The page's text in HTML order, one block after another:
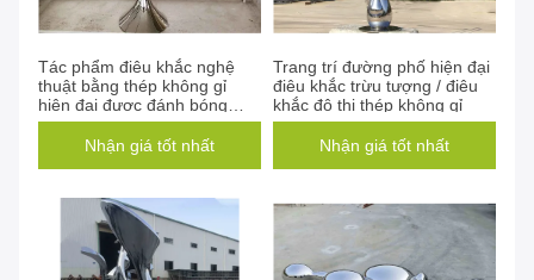
Tác phẩm điêu khắc nghệ
thuật bằng thép không gỉ
hiện đại được đánh bóng
Trang trí ngoài trời bằng kim
Nhận giá tốt nhất
Trang trí đường phố hiện đại
điêu khắc trừu tượng / điêu
khắc đô thị thép không gỉ
Nhận giá tốt nhất